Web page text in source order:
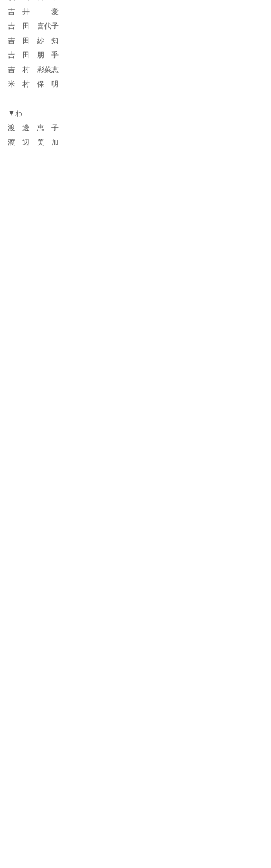
吉 井 愛
吉 田 喜代子
吉 田 紗 知
吉 田 朋 乎
吉 村 彩菜恵
米 村 保 明
────────
▼わ
渡 邊 恵 子
渡 辺 美 加
────────